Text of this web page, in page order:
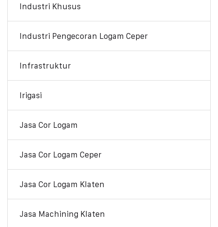
Industri Khusus
Industri Pengecoran Logam Ceper
Infrastruktur
Irigasi
Jasa Cor Logam
Jasa Cor Logam Ceper
Jasa Cor Logam Klaten
Jasa Machining Klaten